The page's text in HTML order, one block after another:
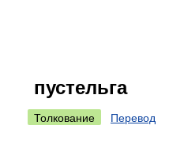
пустельга
Толкование Перевод